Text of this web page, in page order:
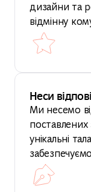
дизайни та
відмінну
Неси
Ми несемо
унікальні